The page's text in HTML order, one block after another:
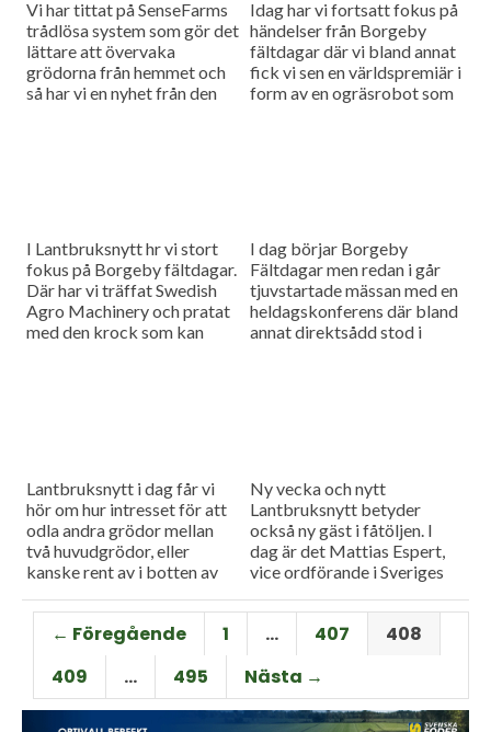
Vi har tittat på SenseFarms
trådlösa system som gör det
lättare att övervaka
grödorna från hemmet och
så har vi en nyhet från den
Idag har vi fortsatt fokus på
händelser från Borgeby
fältdagar där vi bland annat
fick vi sen en världspremiär i
form av en ogräsrobot som
I Lantbruksnytt hr vi stort
fokus på Borgeby fältdagar.
Där har vi träffat Swedish
Agro Machinery och pratat
med den krock som kan
I dag börjar Borgeby
Fältdagar men redan i går
tjuvstartade mässan med en
heldagskonferens där bland
annat direktsådd stod i
Lantbruksnytt i dag får vi
hör om hur intresset för att
odla andra grödor mellan
två huvudgrödor, eller
kanske rent av i botten av
Vi har...
Ny vecka och nytt
Lantbruksnytt betyder
också ny gäst i fåtöljen. I
dag är det Mattias Espert,
vice ordförande i Sveriges
utfrågad i
Måndagsintervjun.
← Föregående 1 … 407
408
409
… 495 Nästa →